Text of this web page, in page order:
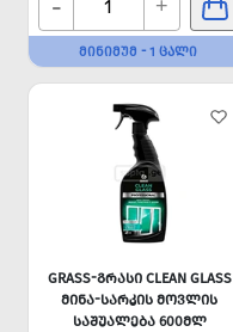
+
ᲛᲘᲜᲘᲛᲣᲛ - 1 ᲪᲐᲚᲘ
GRASS-ᲒᲠᲐᲡᲘ CLEAN GLASS
ᲛᲘᲜᲐ-ᲡᲐᲠᲙᲘᲡ ᲛᲝᲕᲚᲘᲡ
ᲡᲐᲨᲣᲐᲚᲔᲑᲐ 600ᲛᲚ